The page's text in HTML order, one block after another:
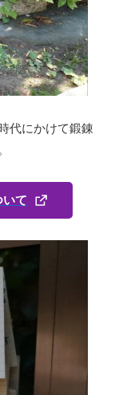
代にかけて鍛錬
いて